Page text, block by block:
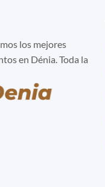
los mejores
en Dénia. Toda la